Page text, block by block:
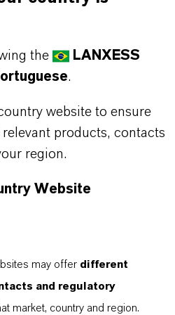
the
LANXESS
.
website to ensure
products, contacts
region.
Website
may offer different
and regulatory
market, country and region.